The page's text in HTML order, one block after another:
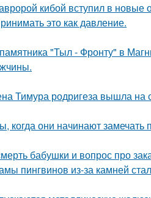
кибой вступил в новые
это как давление.
"Тыл - Фронту" в
Тимура родригеза вышла на
они начинают
бабушки и вопрос про
пингвинов из-за камней